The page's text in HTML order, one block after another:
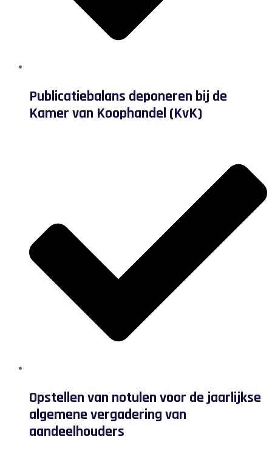
Publicatiebalans deponeren bij de
Kamer van Koophandel (KvK)
Opstellen van notulen voor de jaarlijkse
algemene vergadering van
aandeelhouders